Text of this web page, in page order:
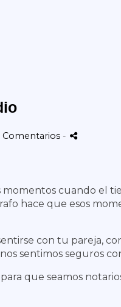
Comentarios -
cuando el
hace que esos
con tu pareja,
sentimos seguros
que seamos